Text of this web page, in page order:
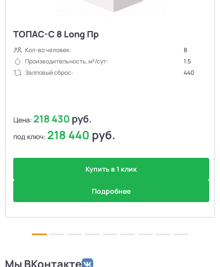
ТОПАС-С 8 Long Пр
Кол-во человек:
8
Производительность, м³/сут:
1.5
Залповый сброс:
440
Цена: 218 430 руб.
под ключ: 218 440 руб.
Купить в 1 клик
Подробнее